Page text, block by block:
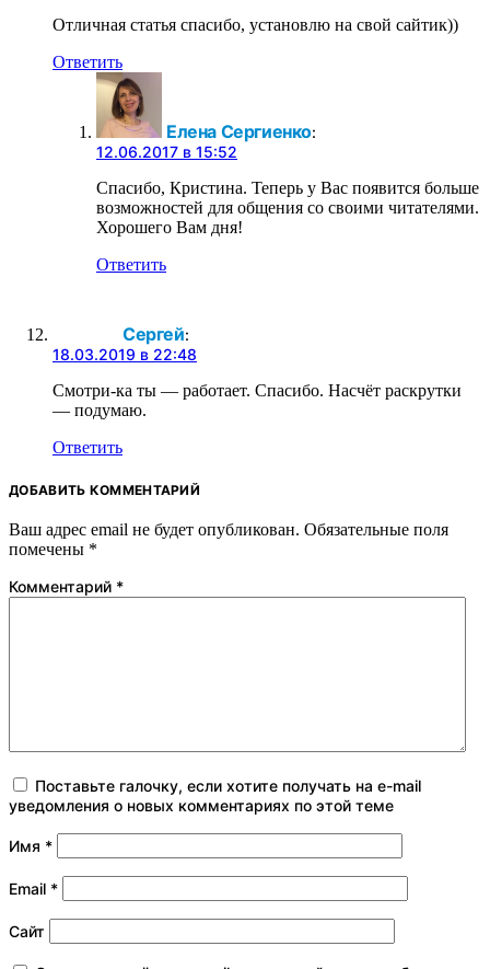
Отличная статья спасибо, установлю на свой сайтик))
Ответить
Елена Сергиенко:
12.06.2017 в 15:52
Спасибо, Кристина. Теперь у Вас появится больше
возможностей для общения со своими читателями.
Хорошего Вам дня!
Ответить
Сергей:
18.03.2019 в 22:48
Смотри-ка ты — работает. Спасибо. Насчёт раскрутки
— подумаю.
Ответить
ДОБАВИТЬ КОММЕНТАРИЙ
Ваш адрес email не будет опубликован. Обязательные поля
помечены *
Комментарий *
Поставьте галочку, если хотите получать на e-mail
уведомления о новых комментариях по этой теме
Имя *
Email *
Сайт